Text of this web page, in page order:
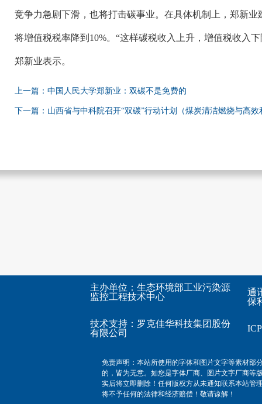
竞争力急剧下滑，也将打击碳事业。在具体机制上，郑新
将增值税税率降到 10%。“这样碳税收入上升，增值税收入
郑新业表示。
上一篇：中国人民大学郑新业：双碳不是免费的
下一篇：山西省与中科院召开“双碳”行动计划（煤炭清洁燃烧与高
主办单位：生态环境部工业污染源
监控工程技术中心
技术支持： 罗克佳华科技集团股份
有限公司
通
保
免责声明：本站所使用的字体和图片文字等素材部
的，皆为无意。如您是字体厂商、图片文字厂商等
实后将立即删除！任何版权方从未通知联系本站管
将不予任何的法律和经济赔偿！敬请谅解！